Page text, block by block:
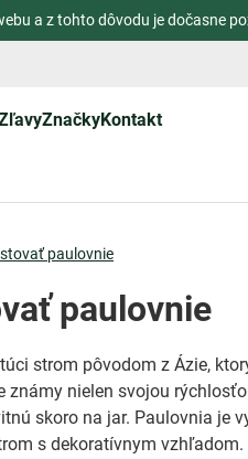
a z tohto dôvodu je dočasne
ZnačkyKontakt
paulovnie
paulovnie
strom pôvodom z Ázie,
známy nielen svojou
skoro na jar. Paulovnia je
s dekoratívnym